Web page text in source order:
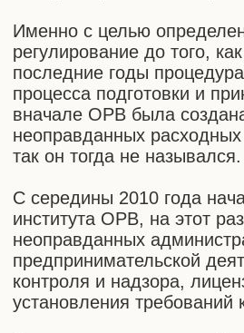
Именно с целью
регулирование до того,
последние годы
процесса подготовки и
вначале ОРВ была
неоправданных
так он тогда не
С середины 2010 года
института ОРВ, на этот
неоправданных
предпринимательской
контроля и надзора,
установления